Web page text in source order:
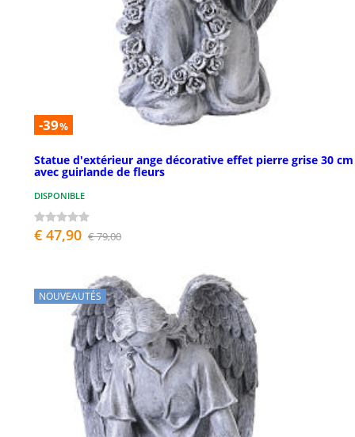
-39%
Statue d'extérieur ange décorative effet pierre grise 30 cm
avec guirlande de fleurs
DISPONIBLE
€ 47,90 € 79,00
NOUVEAUTÉS